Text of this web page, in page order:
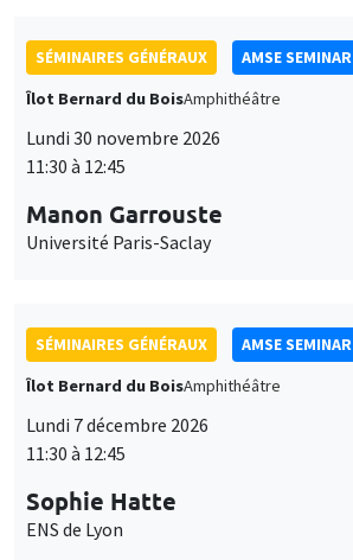
SÉMINAIRES GÉNÉRAUX
AMSE SEMINAR
Îlot Bernard du BoisAmphithéâtre
Lundi 30 novembre 2026
11:30 à 12:45
Manon Garrouste
Université Paris-Saclay
SÉMINAIRES GÉNÉRAUX
AMSE SEMINAR
Îlot Bernard du BoisAmphithéâtre
Lundi 7 décembre 2026
11:30 à 12:45
Sophie Hatte
ENS de Lyon